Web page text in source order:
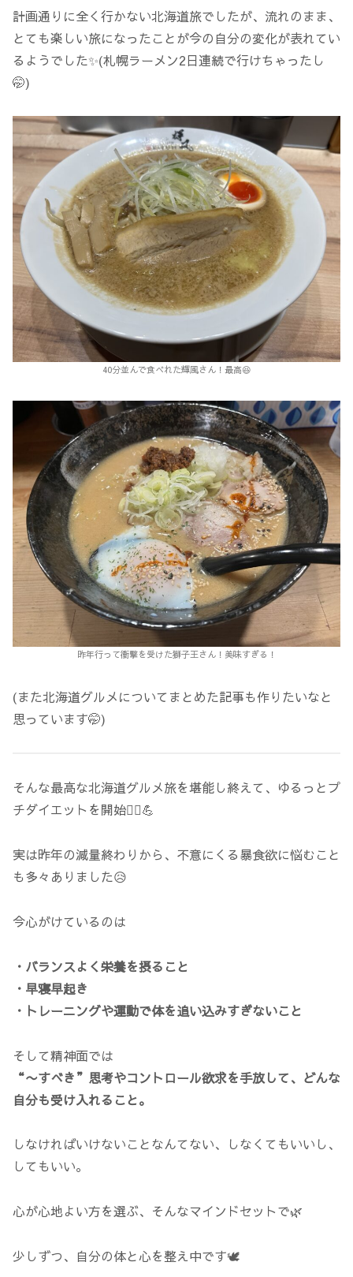
計画通りに全く行かない北海道旅でしたが、流れのまま、
とても楽しい旅になったことが今の自分の変化が表れてい
るようでした✨(札幌ラーメン2日連続で行けちゃったし
🤭)
40分並んで食べれた輝風さん！最高😆
昨年行って衝撃を受けた獅子王さん！美味すぎる！
(また北海道グルメについてまとめた記事も作りたいなと
思っています🤭)
そんな最高な北海道グルメ旅を堪能し終えて、ゆるっとプ
チダイエットを開始🙂‍↕️💪
実は昨年の減量終わりから、不意にくる暴食欲に悩むこと
も多々ありました😥
今心がけているのは
・バランスよく栄養を摂ること
・早寝早起き
・トレーニングや運動で体を追い込みすぎないこと
そして精神面では
“〜すべき”思考やコントロール欲求を手放して、どんな
自分も受け入れること。
しなければいけないことなんてない、しなくてもいいし、
してもいい。
心が心地よい方を選ぶ、そんなマインドセットで🌿
少しずつ、自分の体と心を整え中です🕊️